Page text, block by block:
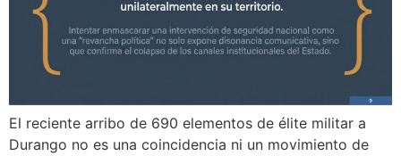
El reciente arribo de 690 elementos de élite militar a
Durango no es una coincidencia ni un movimiento de